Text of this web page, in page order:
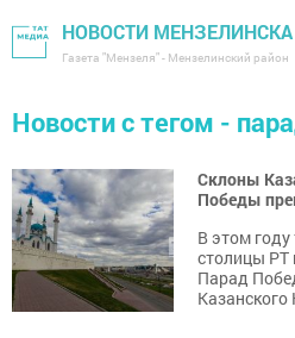
НОВОСТИ МЕНЗЕЛИНСКА
Газета "Мензеля" - Мензелинский район
Новости с тегом -
Склоны
Победы
В этом году
столицы РТ
Парад